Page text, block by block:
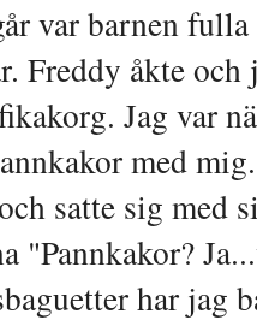
var barnen
Freddy åkte
Jag var
med
satte sig med
"Pannkakor?
har